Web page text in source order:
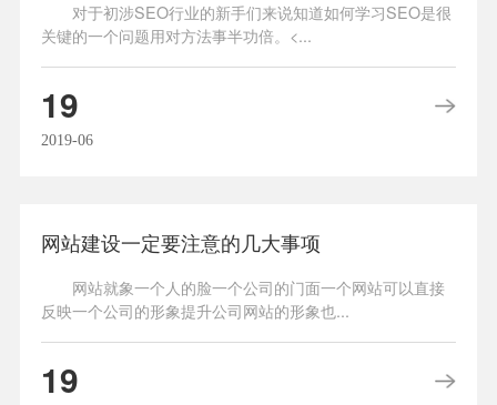
对于初涉SEO行业的新手们来说知道如何学习SEO是很
关键的一个问题用对方法事半功倍。<...
19
2019-06
网站建设一定要注意的几大事项
网站就象一个人的脸一个公司的门面一个网站可以直接
反映一个公司的形象提升公司网站的形象也...
19